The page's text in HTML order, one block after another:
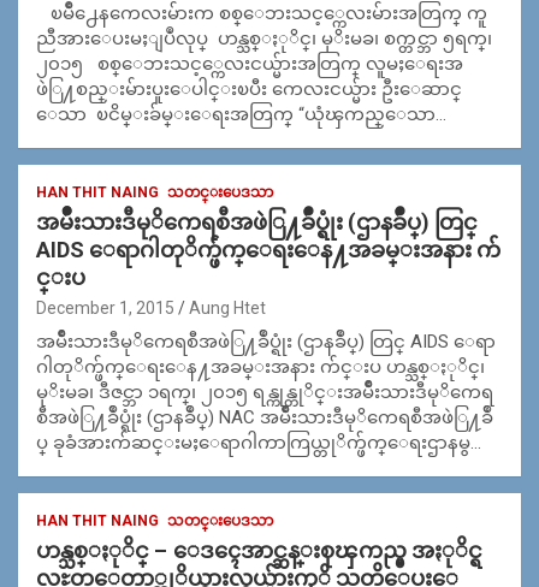
ၿမိဳ႕ေနကေလးမ်ားက စစ္ေဘးသင့္ကေလးမ်ားအတြက္ ကူ
ညီအားေပးမႈျပဳလုပ္ ဟန္သစ္ႏုိင္၊ မုိးမခ၊ စက္တင္ဘာ ၅ရက္၊
၂၀၁၅ စစ္ေဘးသင့္ကေလးငယ္မ်ားအတြက္ လူမႈေရးအ
ဖဲြ႔စည္းမ်ားပူးေပါင္းၿပီး ကေလးငယ္မ်ား ဦးေဆာင္
ေသာ ၿငိမ္းခ်မ္းေရးအတြက္ “ယုံၾကည္ေသာ…
HAN THIT NAING သတင္းပေဒသာ
အမ်ိဳးသားဒီမုိကေရစီအဖဲြ႔ခ်ဳပ္ရုံး (ဌာနခ်ဳပ္) တြင္
AIDS ေရာဂါတုိက္ဖ်က္ေရးေန႔အခမ္းအနား က်
င္းပ
December 1, 2015 Aung Htet
အမ်ိဳးသားဒီမုိကေရစီအဖဲြ႔ခ်ဳပ္ရုံး (ဌာနခ်ဳပ္) တြင္ AIDS ေရာ
ဂါတုိက္ဖ်က္ေရးေန႔အခမ္းအနား က်င္းပ ဟန္သစ္ႏုိင္၊
မုိးမခ၊ ဒီဇင္ဘာ ၁ရက္၊ ၂၀၁၅ ရန္ကုန္တုိင္းအမ်ိဳးသားဒီမုိကေရ
စီအဖဲြ႔ခ်ဳပ္ရုံး (ဌာနခ်ဳပ္) NAC အမ်ိဳးသားဒီမုိကေရစီအဖဲြ႔ခ်ဳ
ပ္ ခုခံအားက်ဆင္းမႈေရာဂါကာကြယ္တုိက္ဖ်က္ေရးဌာနမွ…
HAN THIT NAING သတင္းပေဒသာ
ဟန္သစ္ႏုိင္ – ေဒၚေအာင္ဆန္းစုၾကည္မွ အႏုိင္ရ
လႊတ္ေတာ္ကုိယ္စားလွယ္မ်ားကုိ သတိေပးေ